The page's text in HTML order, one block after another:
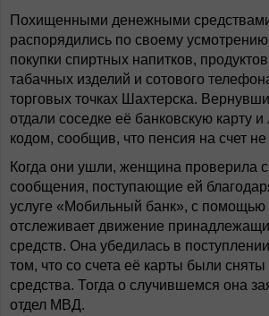
Похищенными денежными
распорядились по своему
покупки спиртных напитков,
табачных изделий и сотового
торговых точках Шахтерска.
отдали соседке её банковскую карту и
кодом, сообщив, что пенсия на счет не
Когда они ушли, женщина проверила
сообщения, поступающие ей
услуге «Мобильный банк», с помощью
отслеживает движение
средств. Она убедилась в
том, что со счета её карты были
средства. Тогда о случившемся она
отдел МВД.